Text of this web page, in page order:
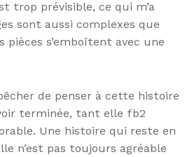
trop prévisible, ce qui m’a
sont aussi complexes que
pièces s’emboîtent avec une
de penser à cette histoire
terminée, tant elle fb2
Une histoire qui reste en
n’est pas toujours agréable